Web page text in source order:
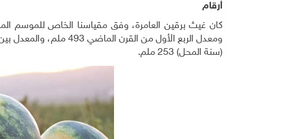
أرقام
(سنة المحل) 253 ملم.